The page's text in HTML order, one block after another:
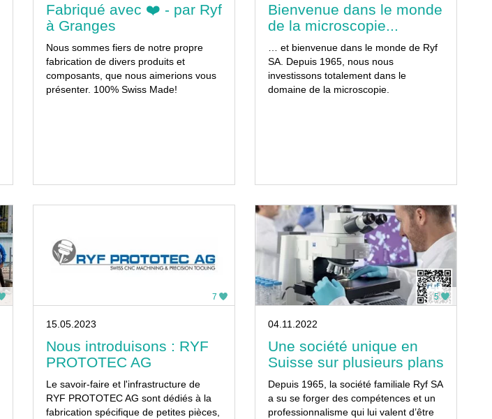
Fabriqué avec ❤️ - par Ryf
à Granges
Nous sommes fiers de notre propre
fabrication de divers produits et
composants, que nous aimerions vous
présenter. 100% Swiss Made!
Bienvenue dans le monde
de la microscopie...
… et bienvenue dans le monde de Ryf
SA. Depuis 1965, nous nous
investissons totalement dans le
domaine de la microscopie.
7
15.05.2023
Nous introduisons : RYF
PROTOTEC AG
Le savoir-faire et l'infrastructure de
RYF PROTOTEC AG sont dédiés à la
fabrication spécifique de petites pièces,
5
04.11.2022
Une société unique en
Suisse sur plusieurs plans
Depuis 1965, la société familiale Ryf SA
a su se forger des compétences et un
professionnalisme qui lui valent d’être